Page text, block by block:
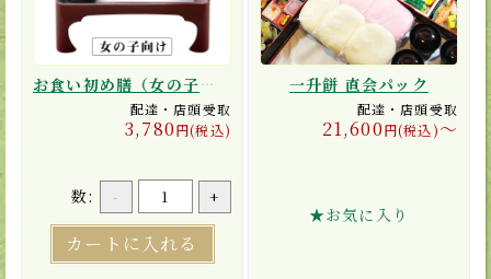
お食い初め膳（女の子向け／茶碗蒸し付き）
配達・店頭受取
3,780円(税込)
数: - +
カートに入れる
一升餅 直会パック
配達・店頭受取
21,600円(税込)〜
★お気に入り